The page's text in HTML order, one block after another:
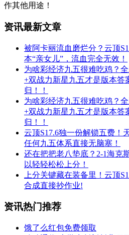
作其他用途！
资讯最新文章
被阿卡丽流血磨烂分？云顶
本“亲女儿”，流血完全无效！
为啥彩经济九五很难吃鸡？
+双战力新星九五才是版本答
归！！
为啥彩经济九五很难吃鸡？
+双战力新星九五才是版本答
归！！
云顶S17.6独一份解锁五费！
任何九五体系直接无脑塞！
还在把把老八垫底？2-1海克
以轻轻松松上分！
上分关键藏在装备里！云顶
合成直接抄作业!
资讯热门推荐
饿了么红包免费领取